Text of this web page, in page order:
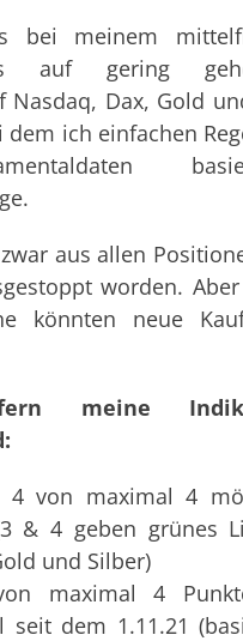
bei meinem
auf gering
Nasdaq, Dax, Gold
dem ich einfachen
aus allen
worden.
könnten neue
meine
4 von maximal 4
& 4 geben grünes
und Silber)
maximal 4
seit dem 1.11.21